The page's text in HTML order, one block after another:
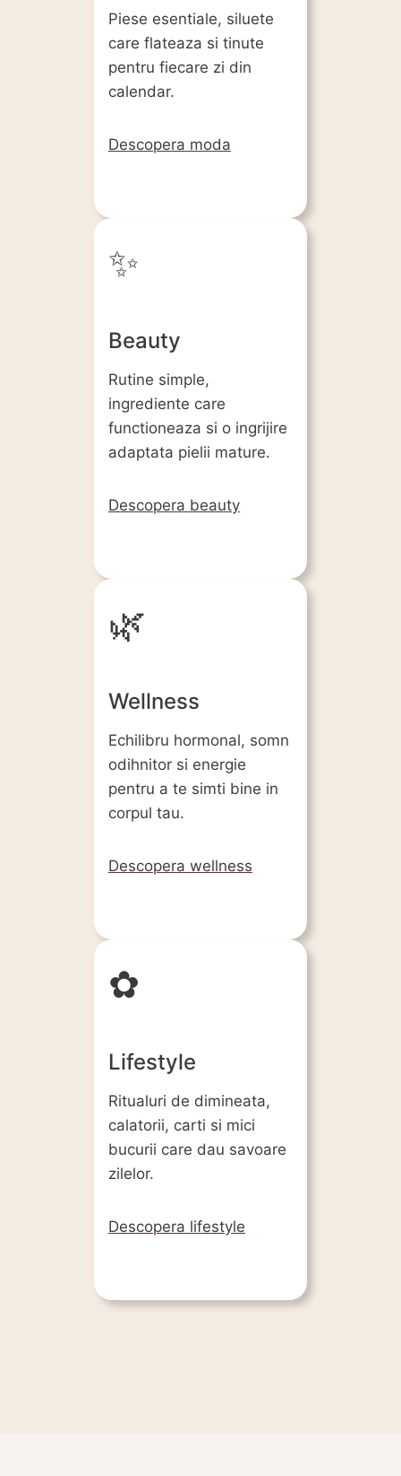
Piese esentiale, siluete
care flateaza si tinute
pentru fiecare zi din
calendar.
Descopera moda
✨
Beauty
Rutine simple,
ingrediente care
functioneaza si o ingrijire
adaptata pielii mature.
Descopera beauty
🌿
Wellness
Echilibru hormonal, somn
odihnitor si energie
pentru a te simti bine in
corpul tau.
Descopera wellness
✿
Lifestyle
Ritualuri de dimineata,
calatorii, carti si mici
bucurii care dau savoare
zilelor.
Descopera lifestyle